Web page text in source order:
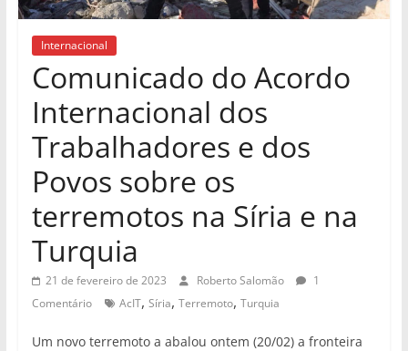
Internacional
Comunicado do Acordo
Internacional dos
Trabalhadores e dos
Povos sobre os
terremotos na Síria e na
Turquia
21 de fevereiro de 2023 Roberto Salomão
1
Comentário
AcIT, Síria, Terremoto, Turquia
Um novo terremoto a abalou ontem (20/02) a fronteira